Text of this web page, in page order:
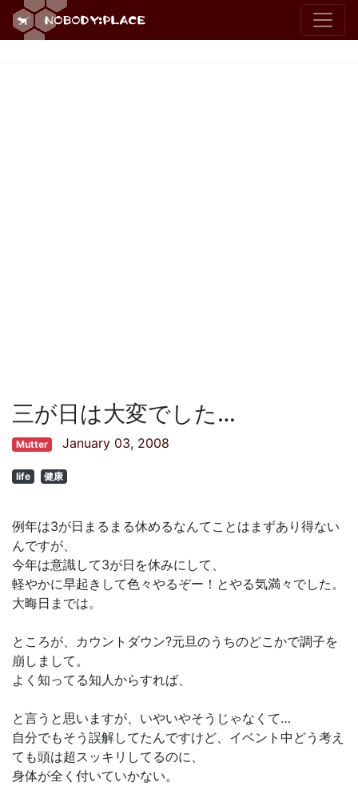
三が日は大変でした…
Mutter January 03, 2008
life 健康
例年は3が日まるまる休めるなんてことはまずあり得ない
んですが、
今年は意識して3が日を休みにして、
軽やかに早起きして色々やるぞー！とやる気満々でした。
大晦日までは。
ところが、カウントダウン?元旦のうちのどこかで調子を
崩しまして。
よく知ってる知人からすれば、
と言うと思いますが、いやいやそうじゃなくて…
自分でもそう誤解してたんですけど、イベント中どう考え
ても頭は超スッキリしてるのに、
身体が全く付いていかない。